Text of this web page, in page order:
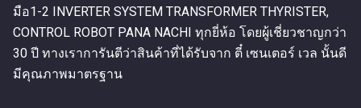
มือ1-2 INVERTER SYSTEM TRANSFORMER THYRISTER,
CONTROL ROBOT PANA NACHI ทุกยี่ห้อ โดยผู้เชี่ยวชาญกว่า
30 ปี ทางเราการันตีว่าสินค้าที่ได้รับจาก ตี๋ เซนเตอร์ เวล นั้นดี
มีคุณภาพมาตรฐาน